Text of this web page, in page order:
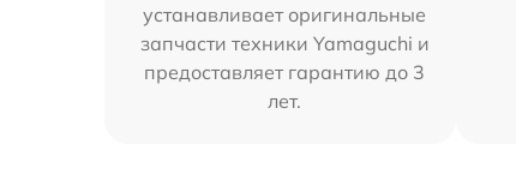
устанавливает оригинальные
запчасти техники Yamaguchi и
предоставляет гарантию до 3
лет.